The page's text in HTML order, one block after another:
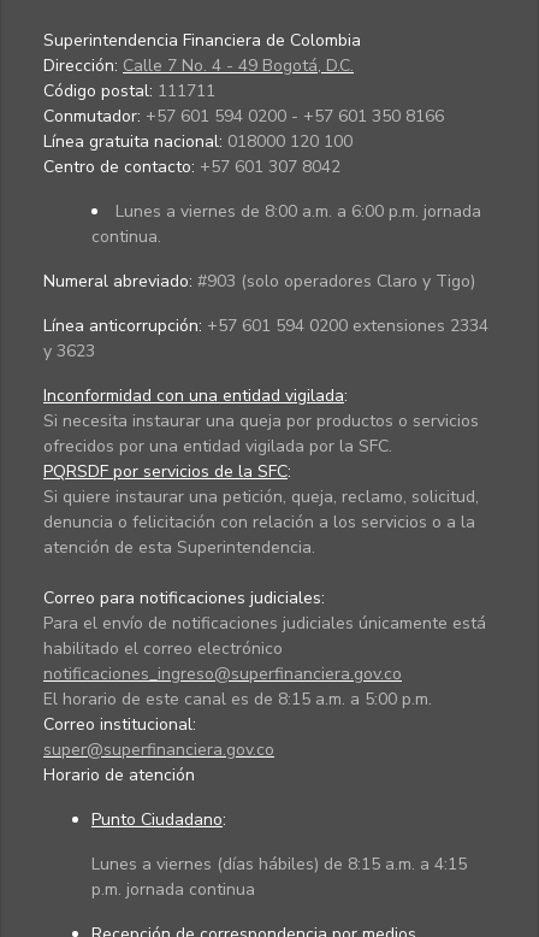
Superintendencia Financiera de Colombia
Dirección: Calle 7 No. 4 - 49 Bogotá, D.C.
Código postal: 111711
Conmutador: +57 601 594 0200 - +57 601 350 8166
Línea gratuita nacional: 018000 120 100
Centro de contacto: +57 601 307 8042
Lunes a viernes de 8:00 a.m. a 6:00 p.m. jornada
continua.
Numeral abreviado: #903 (solo operadores Claro y Tigo)
Línea anticorrupción: +57 601 594 0200 extensiones 2334
y 3623
Inconformidad con una entidad vigilada:
Si necesita instaurar una queja por productos o servicios
ofrecidos por una entidad vigilada por la SFC.
PQRSDF por servicios de la SFC:
Si quiere instaurar una petición, queja, reclamo, solicitud,
denuncia o felicitación con relación a los servicios o a la
atención de esta Superintendencia.
Correo para notificaciones judiciales:
Para el envío de notificaciones judiciales únicamente está
habilitado el correo electrónico
notificaciones_ingreso@superfinanciera.gov.co
El horario de este canal es de 8:15 a.m. a 5:00 p.m.
Correo institucional:
super@superfinanciera.gov.co
Horario de atención
Punto Ciudadano:
Lunes a viernes (días hábiles) de 8:15 a.m. a 4:15
p.m. jornada continua